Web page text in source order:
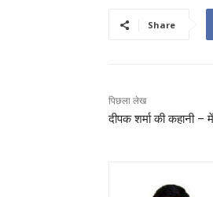
Share
पिछला लेख
दीपक शर्मा की कहानी –